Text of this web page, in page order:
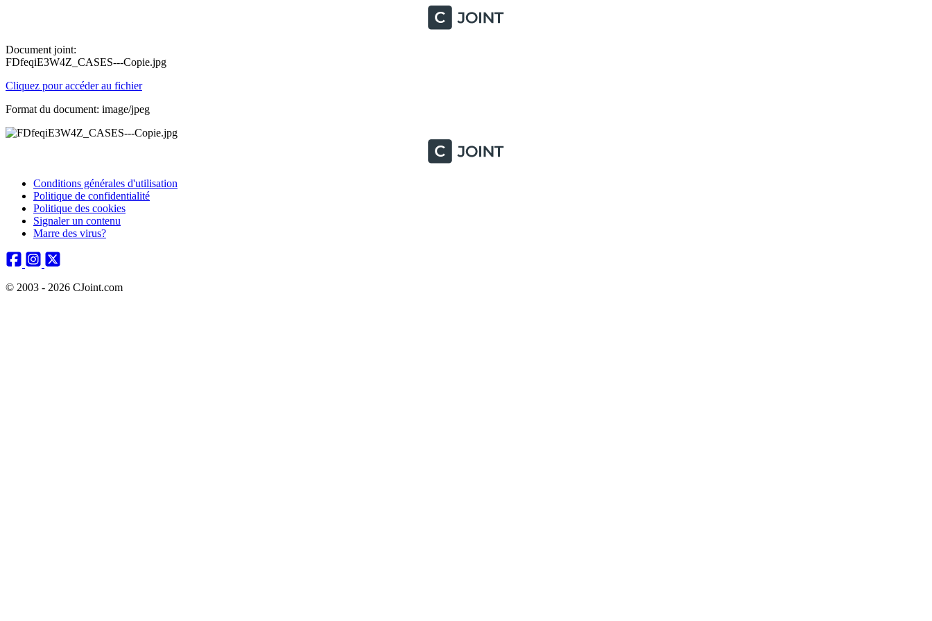
Document joint:
FDfeqiE3W4Z_CASES---Copie.jpg
Cliquez pour accéder au fichier
Format du document: image/jpeg
Conditions générales d'utilisation
Politique de confidentialité
Politique des cookies
Signaler un contenu
Marre des virus?
© 2003 - 2026 CJoint.com